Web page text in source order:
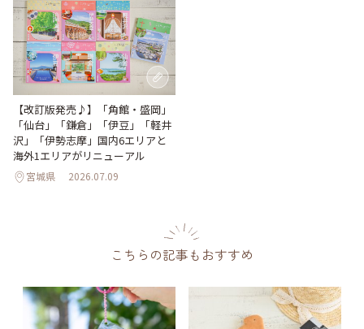
【改訂版発売♪】「角館・盛岡」
「仙台」「鎌倉」「伊豆」「軽井
沢」「伊勢志摩」国内6エリアと
海外1エリアがリニューアル
宮城県 2026.07.09
こちらの記事もおすすめ